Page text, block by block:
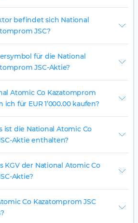
befindet sich National
JSC?
für die National
JSC-Aktie?
Atomic Co Kazatomprom
für EUR 1’000.00 kaufen?
ist die National Atomic Co
Aktie enthalten?
KGV der National Atomic Co
Aktie?
Co Kazatomprom JSC